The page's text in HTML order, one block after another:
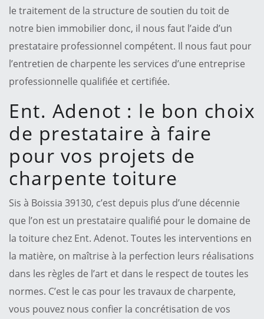
le traitement de la structure de soutien du toit de
notre bien immobilier donc, il nous faut l’aide d’un
prestataire professionnel compétent. Il nous faut pour
l’entretien de charpente les services d’une entreprise
professionnelle qualifiée et certifiée.
Ent. Adenot : le bon choix
de prestataire à faire
pour vos projets de
charpente toiture
Sis à Boissia 39130, c’est depuis plus d’une décennie
que l’on est un prestataire qualifié pour le domaine de
la toiture chez Ent. Adenot. Toutes les interventions en
la matière, on maîtrise à la perfection leurs réalisations
dans les règles de l’art et dans le respect de toutes les
normes. C’est le cas pour les travaux de charpente,
vous pouvez nous confier la concrétisation de vos